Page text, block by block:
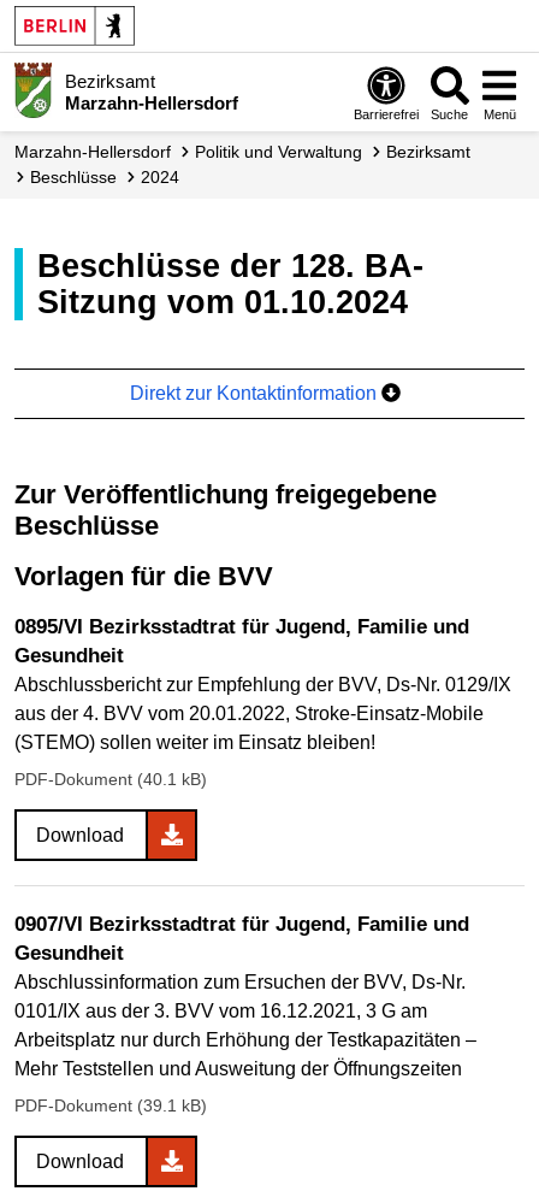
Bezirksamt
Marzahn-Hellersdorf
Barrierefrei Suche Menü
Marzahn-Hellersdorf Politik und Verwaltung
Bezirksamt
Beschlüsse
2024
Beschlüsse der 128. BA-
Sitzung vom 01.10.2024
Direkt zur Kontaktinformation
Zur Veröffentlichung freigegebene
Beschlüsse
Vorlagen für die BVV
0895/VI Bezirksstadtrat für Jugend, Familie und
Gesundheit
Abschlussbericht zur Empfehlung der BVV, Ds-Nr. 0129/IX
aus der 4. BVV vom 20.01.2022, Stroke-Einsatz-Mobile
(STEMO) sollen weiter im Einsatz bleiben!
PDF-Dokument (40.1 kB)
Download
0907/VI Bezirksstadtrat für Jugend, Familie und
Gesundheit
Abschlussinformation zum Ersuchen der BVV, Ds-Nr.
0101/IX aus der 3. BVV vom 16.12.2021, 3 G am
Arbeitsplatz nur durch Erhöhung der Testkapazitäten –
Mehr Teststellen und Ausweitung der Öffnungszeiten
PDF-Dokument (39.1 kB)
Download